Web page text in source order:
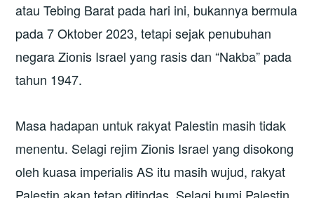
atau Tebing Barat pada hari ini, bukannya bermula
pada 7 Oktober 2023, tetapi sejak penubuhan
negara Zionis Israel yang rasis dan “Nakba” pada
tahun 1947.
Masa hadapan untuk rakyat Palestin masih tidak
menentu. Selagi rejim Zionis Israel yang disokong
oleh kuasa imperialis AS itu masih wujud, rakyat